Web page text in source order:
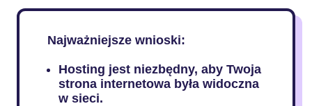
Najważniejsze wnioski:
Hosting jest niezbędny, aby Twoja
strona internetowa była widoczna
w sieci.